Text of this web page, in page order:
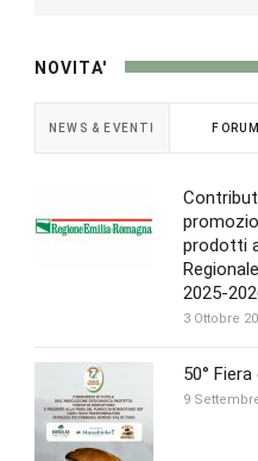
NOVITA'
NEWS & EVENTI FORUM
prodotti
2025-
3 Ottobre
50°
9